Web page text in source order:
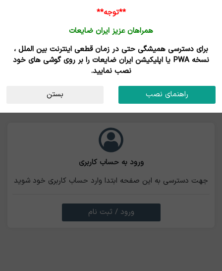
ورود به حساب کاربری
جهت دسترسی به این صفحه ابتدا وارد حساب کاربری خود شوید
ورود / ثبت نام
**توجه**
همراهان عزیز ایران ضایعات
برای دسترسی همیشگی حتی در زمان قطعی اینترنت بین الملل ،
نسخه PWA یا اپلیکیشن ایران ضایعات را بر روی گوشی های خود
نصب نمایید.
راهنمای نصب بستن